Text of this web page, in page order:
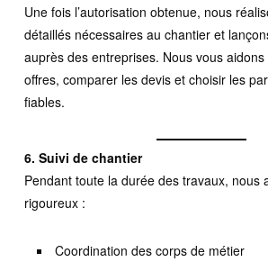
Une fois l’autorisation obtenue, nous
détaillés nécessaires au chantier et
auprès des entreprises. Nous vous
offres, comparer les devis et choisir les
fiables.
6. Suivi de chantier
Pendant toute la durée des travaux, nous
rigoureux :
Coordination des corps de métier